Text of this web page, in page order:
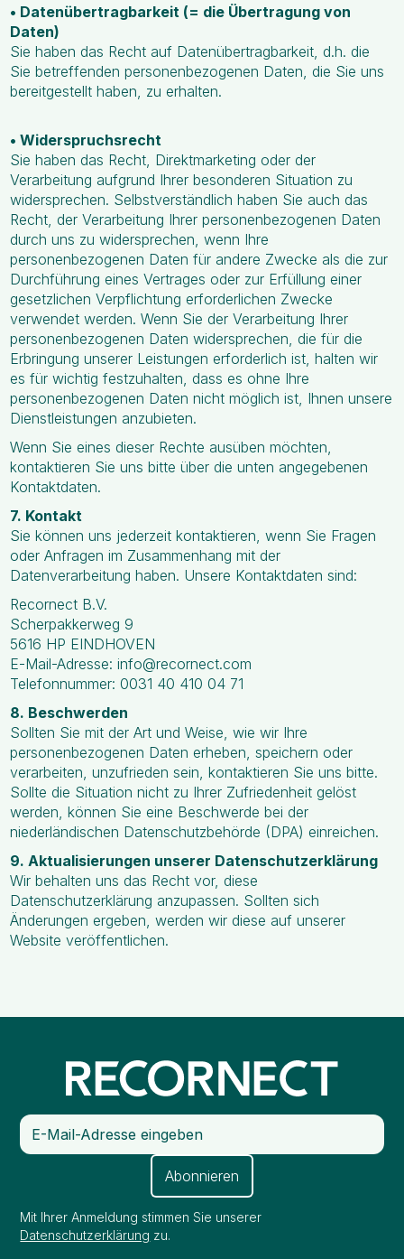
• Datenübertragbarkeit (= die Übertragung von
Daten)
Sie haben das Recht auf Datenübertragbarkeit, d.h. die
Sie betreffenden personenbezogenen Daten, die Sie uns
bereitgestellt haben, zu erhalten.
• Widerspruchsrecht
Sie haben das Recht, Direktmarketing oder der
Verarbeitung aufgrund Ihrer besonderen Situation zu
widersprechen. Selbstverständlich haben Sie auch das
Recht, der Verarbeitung Ihrer personenbezogenen Daten
durch uns zu widersprechen, wenn Ihre
personenbezogenen Daten für andere Zwecke als die zur
Durchführung eines Vertrages oder zur Erfüllung einer
gesetzlichen Verpflichtung erforderlichen Zwecke
verwendet werden. Wenn Sie der Verarbeitung Ihrer
personenbezogenen Daten widersprechen, die für die
Erbringung unserer Leistungen erforderlich ist, halten wir
es für wichtig festzuhalten, dass es ohne Ihre
personenbezogenen Daten nicht möglich ist, Ihnen unsere
Dienstleistungen anzubieten.
Wenn Sie eines dieser Rechte ausüben möchten,
kontaktieren Sie uns bitte über die unten angegebenen
Kontaktdaten.
7. Kontakt
Sie können uns jederzeit kontaktieren, wenn Sie Fragen
oder Anfragen im Zusammenhang mit der
Datenverarbeitung haben. Unsere Kontaktdaten sind:
Recornect B.V.
Scherpakkerweg 9
5616 HP EINDHOVEN
E-Mail-Adresse: info@recornect.com
Telefonnummer: 0031 40 410 04 71
8. Beschwerden
Sollten Sie mit der Art und Weise, wie wir Ihre
personenbezogenen Daten erheben, speichern oder
verarbeiten, unzufrieden sein, kontaktieren Sie uns bitte.
Sollte die Situation nicht zu Ihrer Zufriedenheit gelöst
werden, können Sie eine Beschwerde bei der
niederländischen Datenschutzbehörde (DPA) einreichen.
9. Aktualisierungen unserer Datenschutzerklärung
Wir behalten uns das Recht vor, diese
Datenschutzerklärung anzupassen. Sollten sich
Änderungen ergeben, werden wir diese auf unserer
Website veröffentlichen.
Mit Ihrer Anmeldung stimmen Sie unserer
Datenschutzerklärung zu.